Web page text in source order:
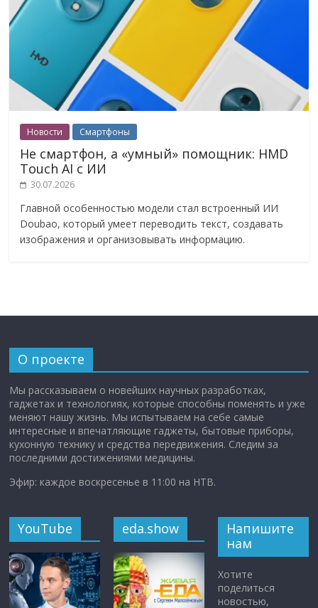
Новости Смартфоны
Не смартфон, а «умный» помощник: HMD
Touch AI с ИИ
30.07.2026
Главной особенностью модели стал встроенный ИИ
Doubao, который умеет переводить текст, создавать
изображения и организовывать информацию.
О проекте
Мы рассказываем о новейших научных разработках,
гаджетах и технологиях, которые способны поменять и уже
меняют нашу жизнь. Мы испытываем на себе самые
интересные и впечатляющие гаджеты, бытовые приборы,
кухонную технику и средства передвижения. Следим за
последними достижениями медицины.
Эфир: каждое воскресенье в 11:00 на НТВ.
YouTube eda.show
Напишите
нам
Хотите
поделиться
новостью,